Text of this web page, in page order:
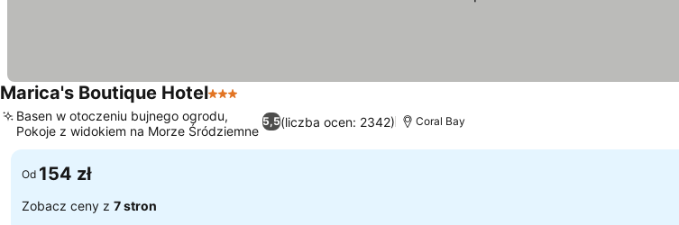
Marica's Boutique Hotel3 Kategoria
5,5(liczba ocen: 2342)
Basen w otoczeniu bujnego ogrodu,
Pokoje z widokiem na Morze Śródziemne
Coral Bay
Od 154 zł
Zobacz ceny z 7 stron